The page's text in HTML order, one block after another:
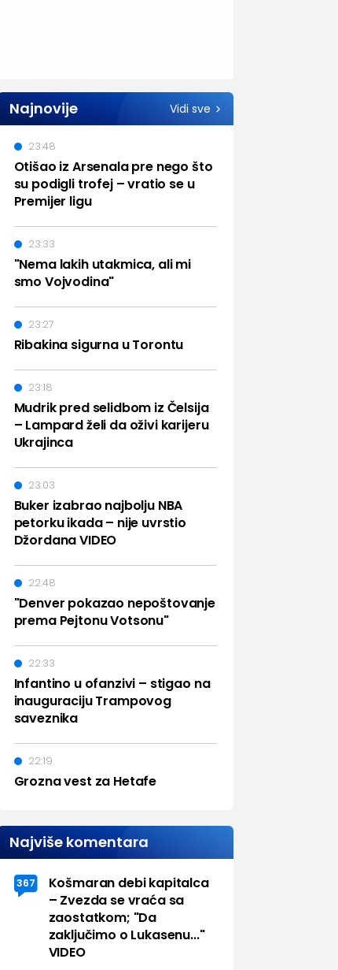
Najnovije Vidi sve
Otišao iz Arsenala pre nego što
su podigli trofej – vratio se u
Premijer ligu
23:48
"Nema lakih utakmica, ali mi
smo Vojvodina"
23:33
Ribakina sigurna u Torontu
23:27
Mudrik pred selidbom iz Čelsija
– Lampard želi da oživi karijeru
Ukrajinca
23:18
Buker izabrao najbolju NBA
petorku ikada – nije uvrstio
Džordana VIDEO
23:03
"Denver pokazao nepoštovanje
prema Pejtonu Votsonu"
22:48
Infantino u ofanzivi – stigao na
inauguraciju Trampovog
saveznika
22:33
Grozna vest za Hetafe
22:19
Najviše komentara
367
Košmaran debi kapitalca
– Zvezda se vraća sa
zaostatkom; "Da
zaključimo o Lukasenu..."
VIDEO